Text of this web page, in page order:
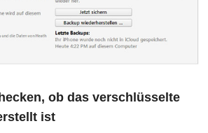
ob das verschlüsselte
ist